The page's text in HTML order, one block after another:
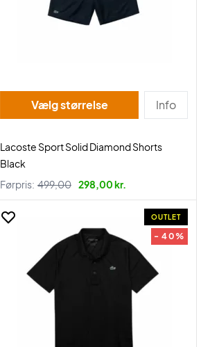
Vælg størrelse Info
Lacoste Sport Solid Diamond Shorts
Black
Førpris: 499,00 298,00 kr.
OUTLET
- 40%